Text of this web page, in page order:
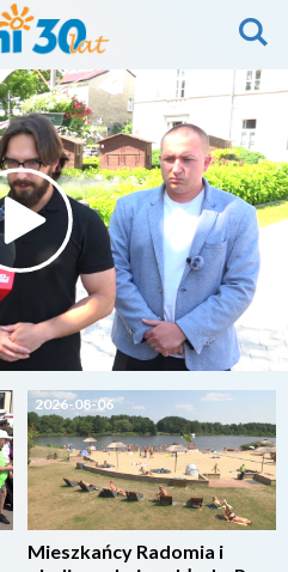
2026-08-06
Mieszkańcy Radomia i